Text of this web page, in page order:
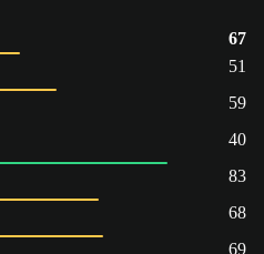
67
51
59
40
83
68
69